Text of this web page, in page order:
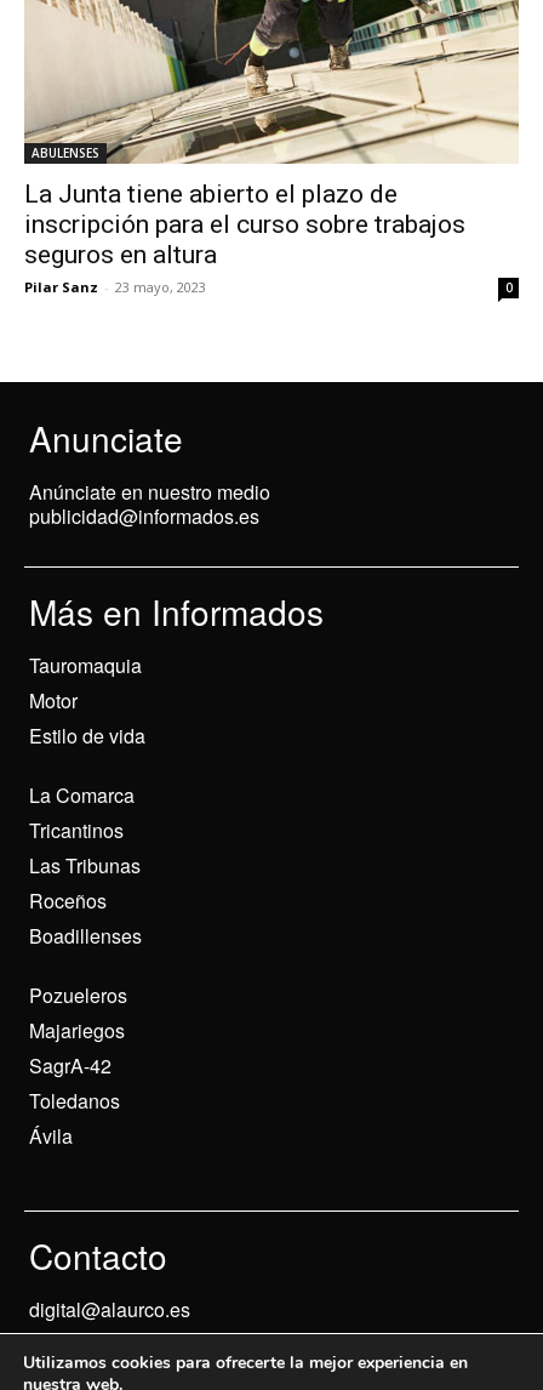
ABULENSES
La Junta tiene abierto el plazo de
inscripción para el curso sobre trabajos
seguros en altura
Pilar Sanz - 23 mayo, 2023 0
Anunciate
Anúnciate en nuestro medio
publicidad@informados.es
Más en Informados
Tauromaquia
Motor
Estilo de vida
La Comarca
Tricantinos
Las Tribunas
Roceños
Boadillenses
Pozueleros
Majariegos
SagrA-42
Toledanos
Ávila
Contacto
digital@alaurco.es
Utilizamos cookies para ofrecerte la mejor experiencia en
nuestra web.